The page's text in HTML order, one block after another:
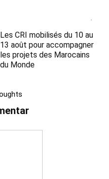
Les CRI mobilisés du 10 au
13 août pour accompagner
les projets des Marocains
du Monde